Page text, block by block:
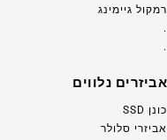
רמקול גיימינג
.
.
אביזרים נלווים
כונן SSD
אביזרי סלולר